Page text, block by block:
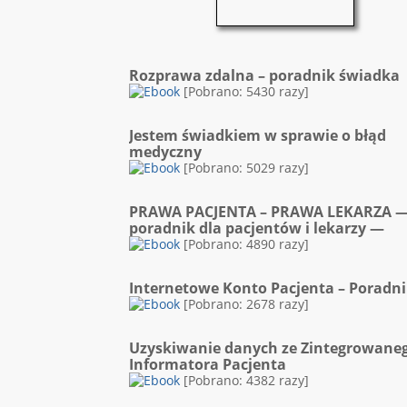
Rozprawa zdalna – poradnik świadka
[Pobrano: 5430 razy]
Jestem świadkiem w sprawie o błąd
medyczny
[Pobrano: 5029 razy]
PRAWA PACJENTA – PRAWA LEKARZA
poradnik dla pacjentów i lekarzy —
[Pobrano: 4890 razy]
Internetowe Konto Pacjenta –
[Pobrano: 2678 razy]
Uzyskiwanie danych ze
Informatora Pacjenta
[Pobrano: 4382 razy]